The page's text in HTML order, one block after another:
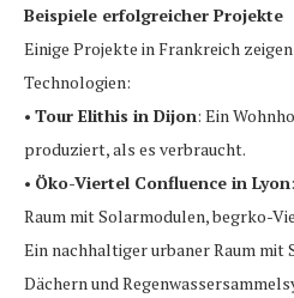
Beispiele erfolgreicher Projekte
Einige Projekte in Frankreich
Technologien:
• Tour Elithis in Dijon: Ein
produziert, als es verbraucht.
• Öko-Viertel Confluence in Lyon
Raum mit Solarmodulen, begrko-
Ein nachhaltiger urbaner Raum
Dächern und